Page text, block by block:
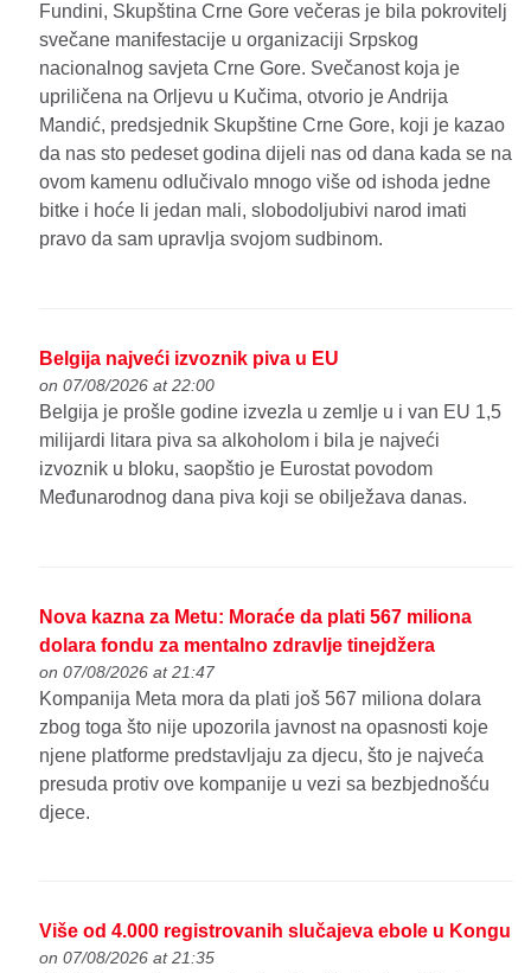
Fundini, Skupština Crne Gore večeras je bila pokrovitelj
svečane manifestacije u organizaciji Srpskog
nacionalnog savjeta Crne Gore. Svečanost koja je
upriličena na Orljevu u Kučima, otvorio je Andrija
Mandić, predsjednik Skupštine Crne Gore, koji je kazao
da nas sto pedeset godina dijeli nas od dana kada se na
ovom kamenu odlučivalo mnogo više od ishoda jedne
bitke i hoće li jedan mali, slobodoljubivi narod imati
pravo da sam upravlja svojom sudbinom.
Belgija najveći izvoznik piva u EU
on 07/08/2026 at 22:00
Belgija je prošle godine izvezla u zemlje u i van EU 1,5
milijardi litara piva sa alkoholom i bila je najveći
izvoznik u bloku, saopštio je Eurostat povodom
Međunarodnog dana piva koji se obilježava danas.
Nova kazna za Metu: Moraće da plati 567 miliona
dolara fondu za mentalno zdravlje tinejdžera
on 07/08/2026 at 21:47
Kompanija Meta mora da plati još 567 miliona dolara
zbog toga što nije upozorila javnost na opasnosti koje
njene platforme predstavljaju za djecu, što je najveća
presuda protiv ove kompanije u vezi sa bezbjednošću
djece.
Više od 4.000 registrovanih slučajeva ebole u Kongu
on 07/08/2026 at 21:35